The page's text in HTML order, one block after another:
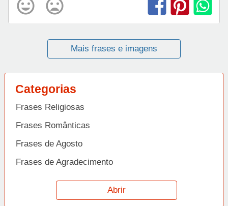
Mais frases e imagens
Categorias
Frases Religiosas
Frases Românticas
Frases de Agosto
Frases de Agradecimento
Frases de Amizade
Frases de Amor
Abrir